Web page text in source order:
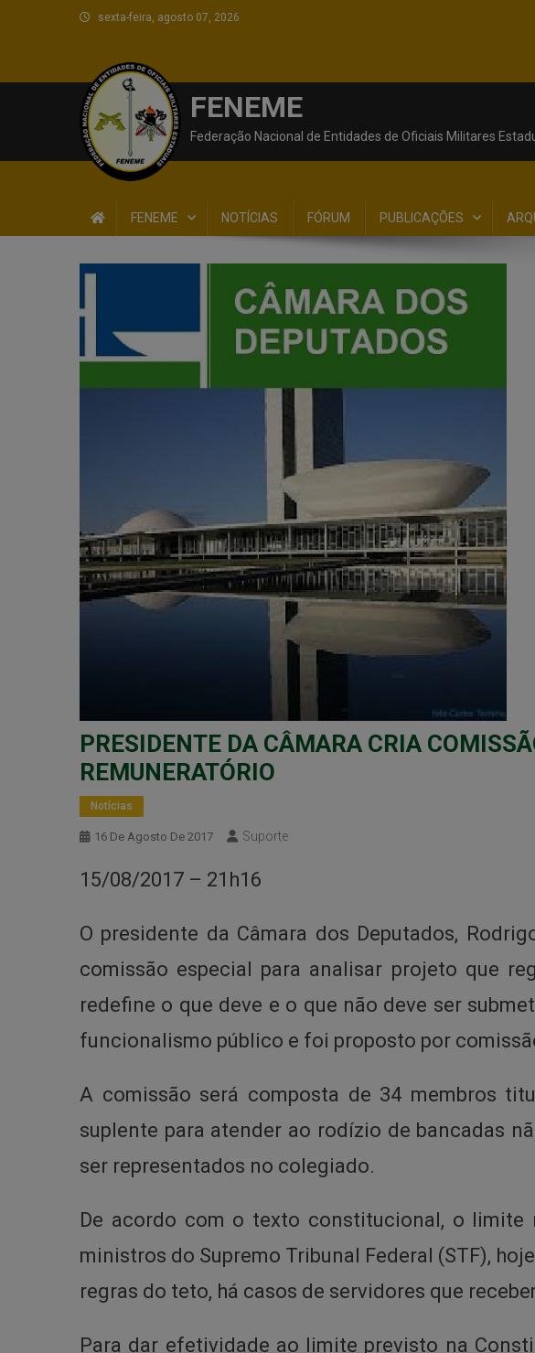
sexta-feira, agosto 07, 2026
FENEME
Federação Nacional de Entidades de Oficiais Militares
FENEME NOTÍCIAS FÓRUM PUBLICAÇÕES
PRESIDENTE DA CÂMARA CRIA
REMUNERATÓRIO
Notícias
16 De Agosto De 2017 Suporte
15/08/2017 – 21h16
O presidente da Câmara dos Deputados,
comissão especial para analisar projeto que
redefine o que deve e o que não deve ser
funcionalismo público e foi proposto por
A comissão será composta de 34 membros
suplente para atender ao rodízio de bancadas
ser representados no colegiado.
De acordo com o texto constitucional, o limite
ministros do Supremo Tribunal Federal (STF),
regras do teto, há casos de servidores que
Para dar efetividade ao limite previsto na